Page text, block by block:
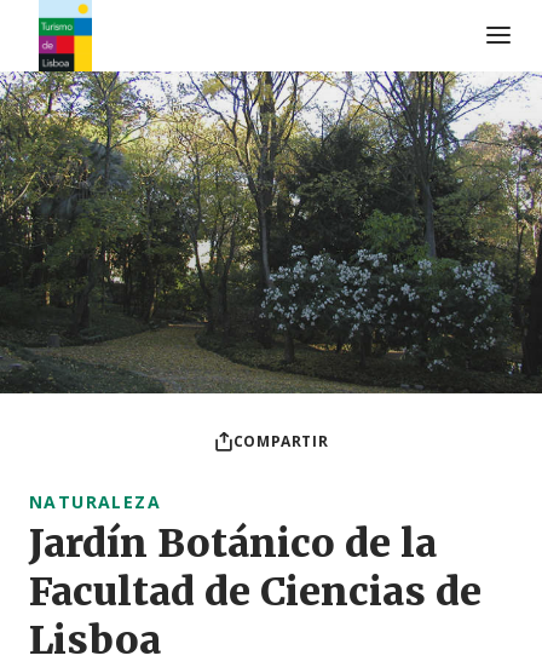
Logo de Turismo de Lisboa
COMPARTIR
NATURALEZA
Jardín Botánico de la
Facultad de Ciencias de
Lisboa